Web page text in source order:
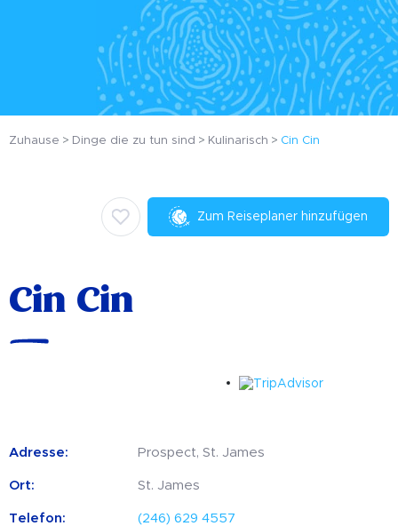
Zuhause Dinge die zu tun sind Kulinarisch Cin Cin
Zum Reiseplaner hinzufügen
Cin Cin
Adresse: Prospect, St. James
Ort: St. James
Telefon: (246) 629 4557